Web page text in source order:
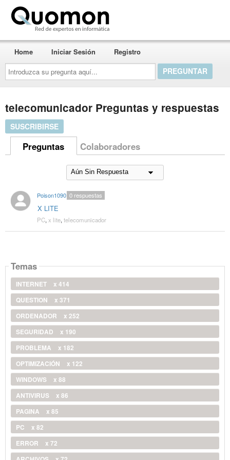
Introduzca
su
pregunta
aquí...
Home Iniciar Sesión Registro
telecomunicador Preguntas y respuestas
SUSCRIBIRSE
Preguntas Colaboradores
Poison1090
X LITE
0respuestas
PC, x lite, telecomunicador
Temas
INTERNET
x 414
QUESTION
x 371
ORDENADOR
x 252
SEGURIDAD
x 190
PROBLEMA
x 182
OPTIMIZACIÓN
x 122
WINDOWS
x 88
ANTIVIRUS
x 86
PAGINA
x 85
PC
x 82
ERROR
x 72